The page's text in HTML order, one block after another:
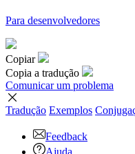
Para desenvolvedores
Copiar
Copia a tradução
Comunicar um problema
Tradução Exemplos
Feedback
Ajuda